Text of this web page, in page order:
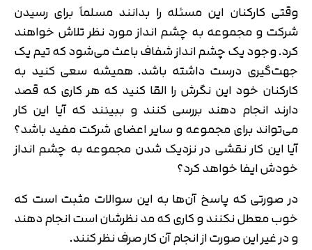
وقتی کارکنان این مسئله را بدانند مسلماً برای رسیدن
شرکت و مجموعه به چشم انداز مورد نظر تلاش خواهند
کرد. وجود یک چشم انداز شفاف باعث می‌شود که تیم یک
جهت‌گیری درست داشته باشد. همیشه سعی کنید به
کارکنان خود این نگرش را القا کنید که هر کاری که قصد
دارند انجام دهند بررسی کنند و ببینند که آیا این کار
می‌تواند برای مجموعه و سایر اعضای شرکت مفید باشد؟
آیا این کار نقشی در نزدیک شدن مجموعه به چشم انداز
خودش ایفا خواهد کرد؟
در صورتی که پاسخ آن‌ها به این سوالات مثبت است که
خوب معطل نکنند و کاری که مد نظرشان است انجام دهند
و در غیر این صورت از انجام آن کار صرف نظر کنند.